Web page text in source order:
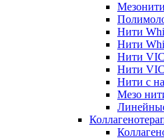
Нити
Нити
Нити
Нити
Нити с
Мезо